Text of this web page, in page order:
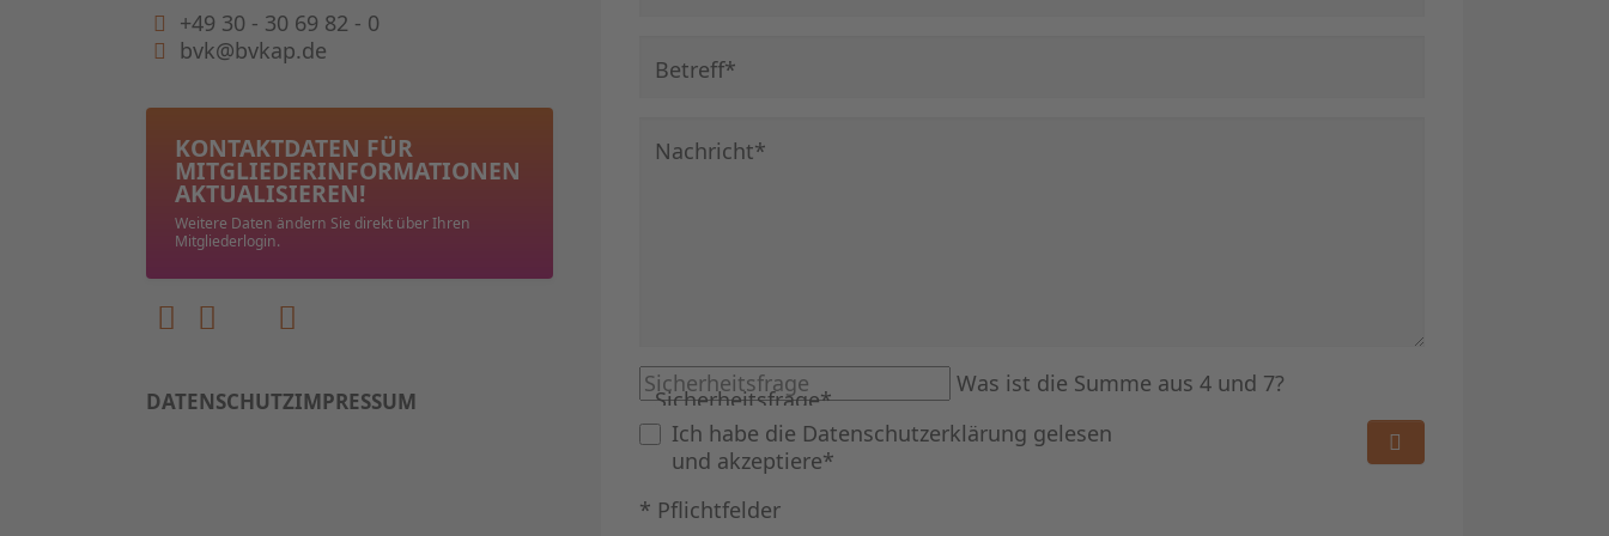
+49 30 - 30 69 82 - 0
bvk@bvkap.de
KONTAKTDATEN FÜR
MITGLIEDER­INFORMATIONEN
AKTUALISIEREN!
Weitere Daten ändern Sie direkt über Ihren
Mitgliederlogin.
DATENSCHUTZIMPRESSUM
Pflichtfeld
Betreff*
Pflichtfeld
Nachricht*
Was ist die Summe aus 4 und 7?
Sicherheitsfrage*
Ich habe die Datenschutzerklärung gelesen
und akzeptiere*
* Pflichtfelder